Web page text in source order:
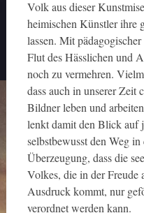
Volk aus dieser
heimischen Künstler ihre
lassen. Mit
Flut des Hässlichen und
noch zu vermehren.
dass auch in unserer Zeit
Bildner leben und
lenkt damit den Blick auf
selbstbewusst den Weg
Überzeugung, dass die
Volkes, die in der Freude
Ausdruck kommt, nur
verordnet werden kann.